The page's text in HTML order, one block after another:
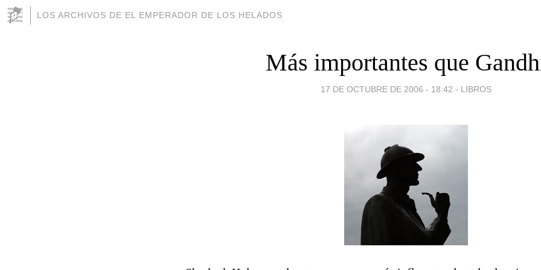
LOS ARCHIVOS DE EL EMPERADOR DE LOS HELADOS
Más importantes que
17 DE OCTUBRE DE 2006 - 18:42 - LIBROS